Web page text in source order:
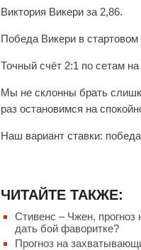
Виктория Викери за 2,86.
Победа Викери в
Точный счёт 2:1 по сетам
Мы не склонны брать
раз остановимся на
Наш вариант ставки:
ЧИТАЙТЕ ТАКЖЕ:
Стивенс – Чжен,
дать бой фаворитке?
Прогноз на